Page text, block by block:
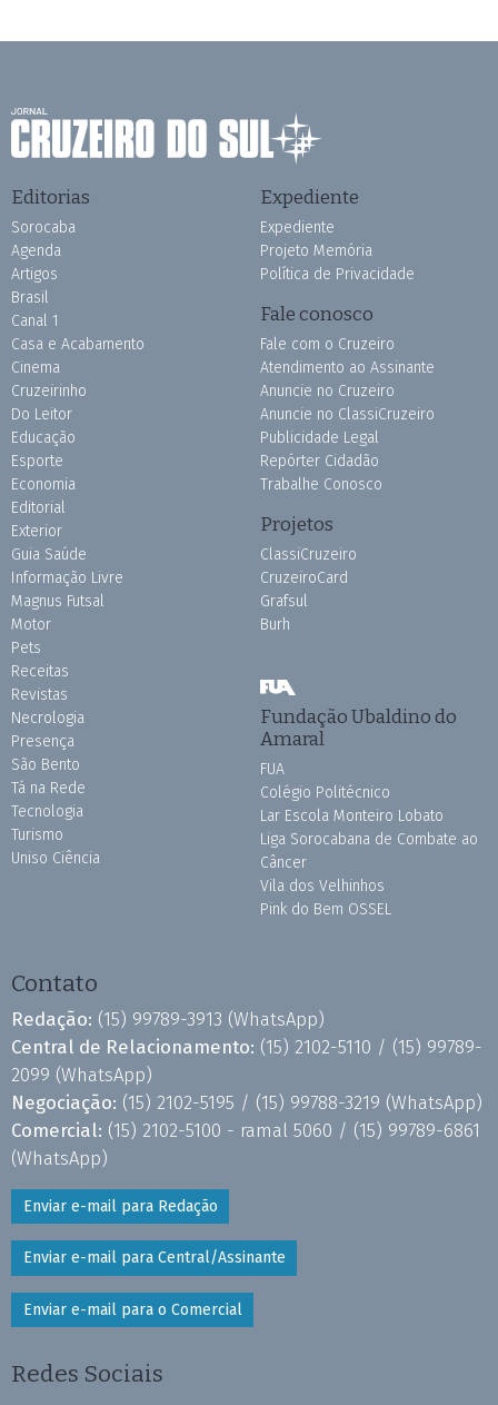
Editorias
Sorocaba
Agenda
Artigos
Brasil
Canal 1
Casa e Acabamento
Cinema
Cruzeirinho
Do Leitor
Educação
Esporte
Economia
Editorial
Exterior
Guia Saúde
Informação Livre
Magnus Futsal
Motor
Pets
Receitas
Revistas
Necrologia
Presença
São Bento
Tá na Rede
Tecnologia
Turismo
Uniso Ciência
Expediente
Expediente
Projeto Memória
Política de Privacidade
Fale conosco
Fale com o Cruzeiro
Atendimento ao Assinante
Anuncie no Cruzeiro
Anuncie no ClassiCruzeiro
Publicidade Legal
Repórter Cidadão
Trabalhe Conosco
Projetos
ClassiCruzeiro
CruzeiroCard
Grafsul
Burh
Fundação Ubaldino do
Amaral
FUA
Colégio Politécnico
Lar Escola Monteiro Lobato
Liga Sorocabana de Combate ao
Câncer
Vila dos Velhinhos
Pink do Bem OSSEL
Contato
Redação: (15) 99789-3913 (WhatsApp)
Central de Relacionamento: (15) 2102-5110 / (15) 99789-
2099 (WhatsApp)
Negociação: (15) 2102-5195 / (15) 99788-3219 (WhatsApp)
Comercial: (15) 2102-5100 - ramal 5060 / (15) 99789-6861
(WhatsApp)
Enviar e-mail para Redação
Enviar e-mail para Central/Assinante
Enviar e-mail para o Comercial
Redes Sociais